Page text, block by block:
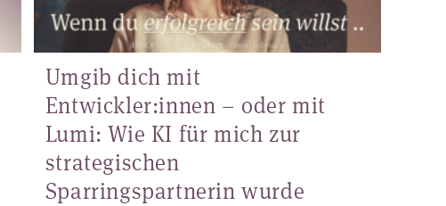
Umgib dich mit
Entwickler:innen – oder mit
Lumi: Wie KI für mich zur
strategischen
Sparringspartnerin wurde